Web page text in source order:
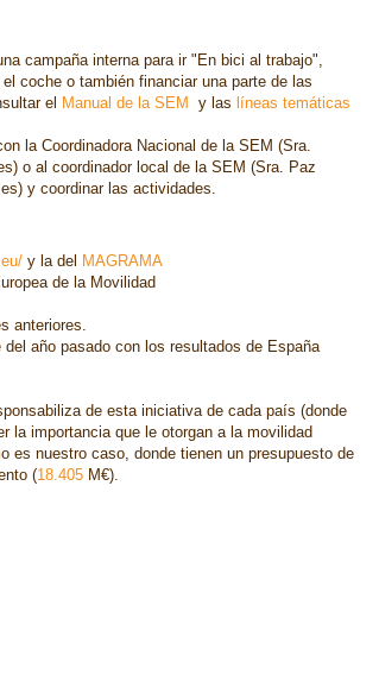
campaña interna para ir "En bici al trabajo",
coche o también financiar una parte de las
el Manual de la SEM y las líneas temáticas
la Coordinadora Nacional de la SEM (Sra.
o al coordinador local de la SEM (Sra. Paz
y coordinar las actividades.
y la del MAGRAMA
de la Movilidad
anteriores.
año pasado con los resultados de España
de esta iniciativa de cada país (donde
la importancia que le otorgan a la movilidad
es nuestro caso, donde tienen un presupuesto de
(18.405 M€).